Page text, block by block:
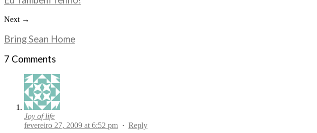
Next →
Bring Sean Home
7 Comments
Joy of life
fevereiro 27, 2009 at 6:52 pm · Reply